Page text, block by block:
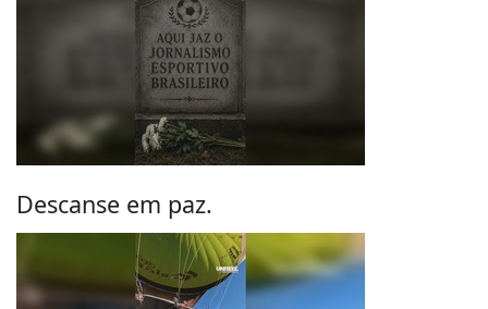
Descanse em paz.